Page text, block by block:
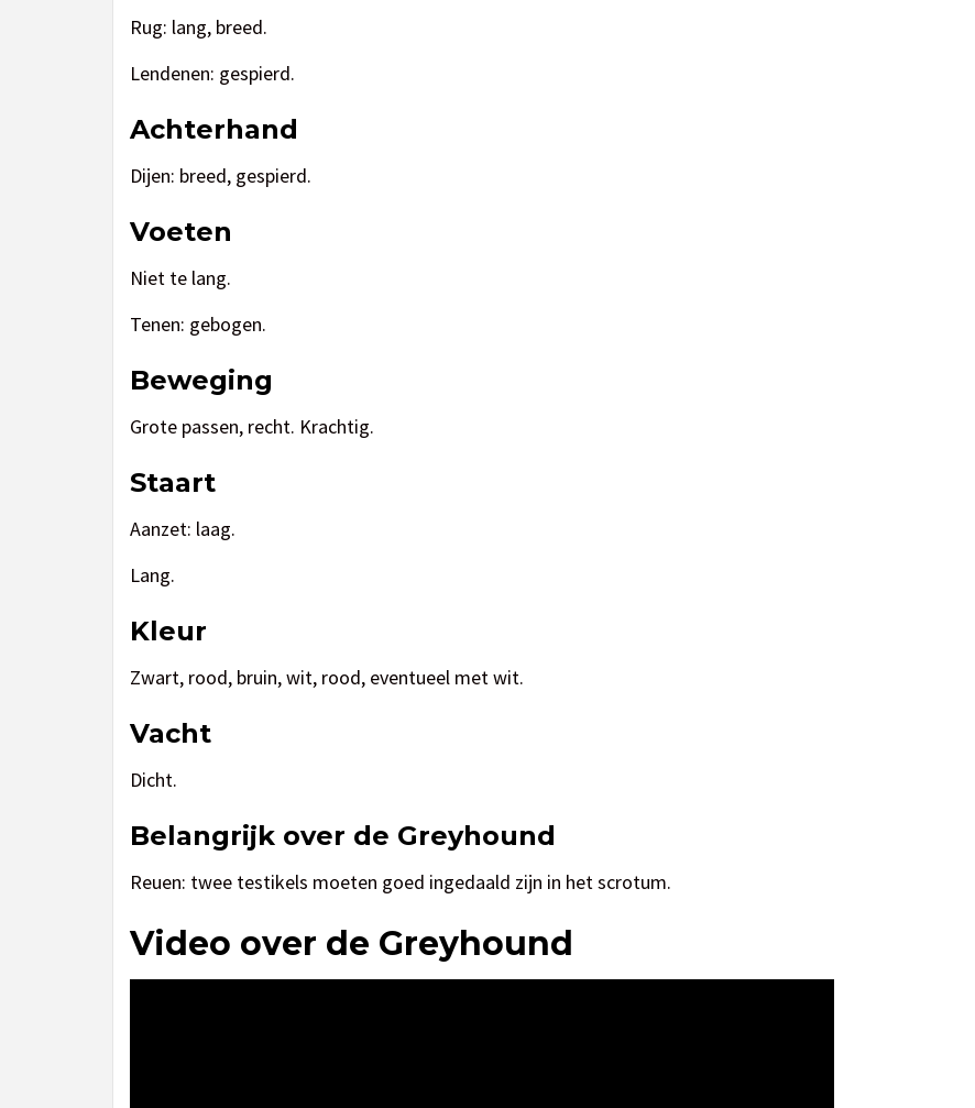
Rug: lang, breed.
Lendenen: gespierd.
Achterhand
Dijen: breed, gespierd.
Voeten
Niet te lang.
Tenen: gebogen.
Beweging
Grote passen, recht. Krachtig.
Staart
Aanzet: laag.
Lang.
Kleur
Zwart, rood, bruin, wit, rood, eventueel met wit.
Vacht
Dicht.
Belangrijk over de Greyhound
Reuen: twee testikels moeten goed ingedaald zijn in het scrotum.
Video over de Greyhound